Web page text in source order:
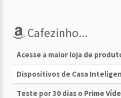
Cafezinho...
Acesse a maior loja de
Dispositivos de Casa
Teste por 30 dias o Prime